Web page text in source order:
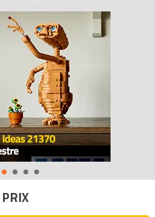
pattes et des oreilles mobiles
éléments de cadeaux emballés
avec le renne !
différentes expressions !
pour tous les fans LEGO !
haut, 7 cm de large et 6 cm de
40092 Le renne (Reindeer)
de prix 100% LEGO.
40092 : 0673419213004.